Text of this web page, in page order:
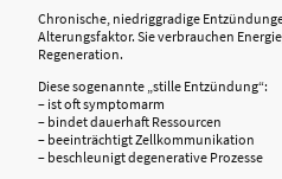
Chronische, niedriggradige
Alterungsfaktor. Sie verbrauchen
Regeneration.
Diese sogenannte „stille Entzündung“:
– ist oft symptomarm
– bindet dauerhaft Ressourcen
– beeinträchtigt Zellkommunikation
– beschleunigt degenerative Prozesse